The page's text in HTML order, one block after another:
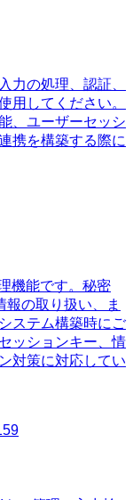
力の処理、認証、
用してください。
、ユーザーセッシ
携を構築する際に
機能です。秘密
の取り扱い、ま
ステム構築時にご
ッションキー、情
対策に対応してい